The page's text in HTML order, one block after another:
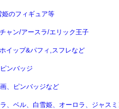
のフィギュア等
ャン/アースラ/エリック王子
イップ&パフィ,スフレなど
ンバッジ
、ピンバッジなど
、ベル、白雪姫、オーロラ、ジャス